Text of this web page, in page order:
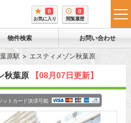
0
お気に入り
0
閲覧履歴
物件検索 お問い合わせ
原駅 エスティメゾン秋葉原
秋葉原 【08月07日更新】
ットカード決済可能